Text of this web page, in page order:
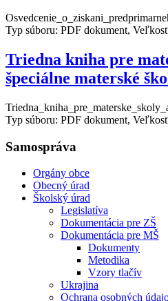
Typ súboru: PDF dokument,
Triedna kniha pre
špeciálne materské
Typ súboru: PDF dokument,
Samospráva
Orgány obce
Obecný úrad
Školský úrad
Legislatíva
Dokumentácia pre ZŠ
Dokumentácia pre MŠ
Dokumenty
Metodika
Vzory tlačív
Ukrajina
Ochrana osobných